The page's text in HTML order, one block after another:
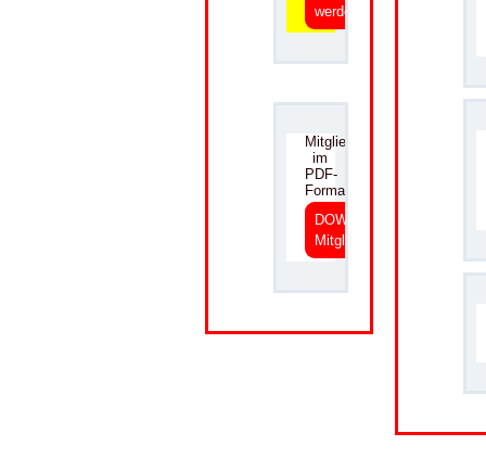
werden
Mitgliedsantrag
im
PDF-
Format
DOWNLOAD
Mitgliedsantrag